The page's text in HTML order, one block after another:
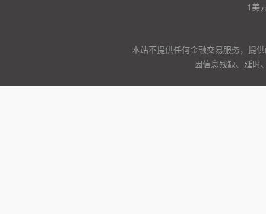
1美
本站不提供任何金融交易服务，提
因信息残缺、延时